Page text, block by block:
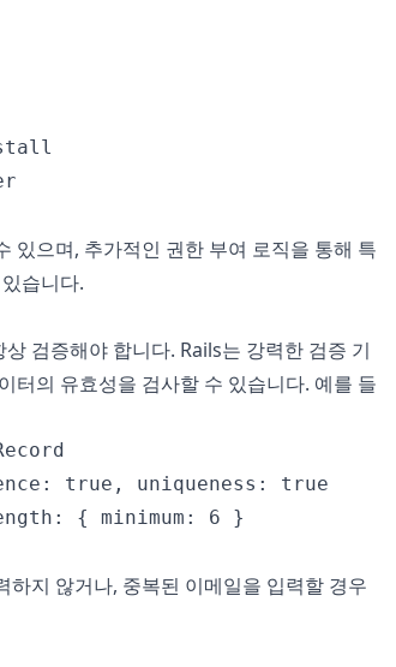
있으며, 추가적인 권한 부여 로직을 통해 특
습니다.
검증해야 합니다. Rails는 강력한 검증 기
터의 유효성을 검사할 수 있습니다. 예를 들
true, uniqueness: true
{ minimum: 6 }
하지 않거나, 중복된 이메일을 입력할 경우